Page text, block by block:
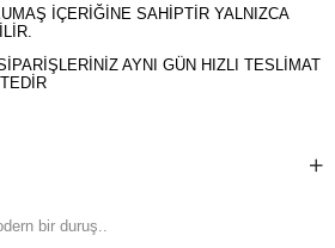
İÇERİĞİNE SAHİPTİR YALNIZCA
AYNI GÜN HIZLI TESLİMAT
bir duruş..